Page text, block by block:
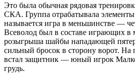
Это была обычная рядовая
СКА. Группа отрабатывала
называется игра в меньшинстве —
Всеволод был в составе играющих в
розыгрыша шайбы нападающей
сильный бросок в сторону ворот.
встал защитник — юный игрок
грудь.